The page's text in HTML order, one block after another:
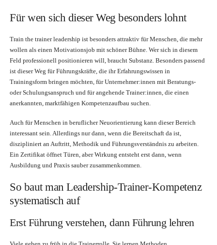
Für wen sich dieser Weg besonders lohnt
Train the trainer leadership ist besonders attraktiv für Menschen, die mehr
wollen als einen Motivationsjob mit schöner Bühne. Wer sich in diesem
Feld professionell positionieren will, braucht Substanz. Besonders passend
ist dieser Weg für Führungskräfte, die ihr Erfahrungswissen in
Trainingsform bringen möchten, für Unternehmer:innen mit Beratungs-
oder Schulungsanspruch und für angehende Trainer:innen, die einen
anerkannten, marktfähigen Kompetenzaufbau suchen.
Auch für Menschen in beruflicher Neuorientierung kann dieser Bereich
interessant sein. Allerdings nur dann, wenn die Bereitschaft da ist,
diszipliniert an Auftritt, Methodik und Führungsverständnis zu arbeiten.
Ein Zertifikat öffnet Türen, aber Wirkung entsteht erst dann, wenn
Ausbildung und Praxis sauber zusammenkommen.
So baut man Leadership-Trainer-Kompetenz
systematisch auf
Erst Führung verstehen, dann Führung lehren